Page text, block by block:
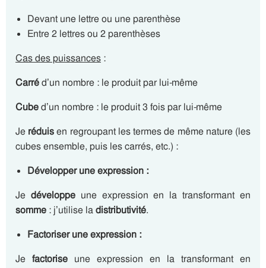
Devant une lettre ou une parenthèse
Entre 2 lettres ou 2 parenthèses
Cas des puissances :
Carréd’un nombre : le produit par lui-même
Cubed’un nombre : le produit 3 fois par lui-même
Je réduisen regroupant les termes de même nature (les
cubes ensemble, puis les carrés, etc.) :
Développer une expression :
Je développeune expression en la transformant en
somme : j’utilise ladistributivité.
Factoriser une expression :
Je factorise une expression en la transformant en